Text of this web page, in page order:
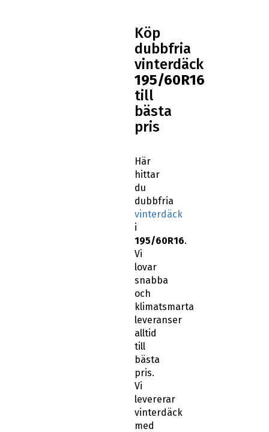
Köp
dubbfria
vinterdäck
195/60R16
till
bästa
pris
Här
hittar
du
dubbfria
vinterdäck
i
195/60R16.
Vi
lovar
snabba
och
klimatsmarta
leveranser
alltid
till
bästa
pris.
Vi
levererar
vinterdäck
med